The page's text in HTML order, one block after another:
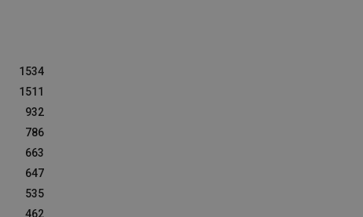
1534
1511
932
786
663
647
535
462